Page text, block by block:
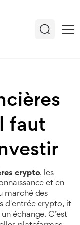
faut
crypto, les
et en
marché des
d'entrée crypto, it
échange. C’est